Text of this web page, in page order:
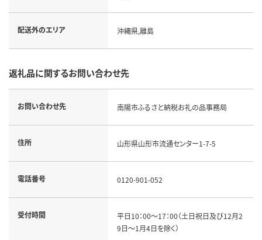
配送外のエリア 沖縄県,離島
返礼品に関するお問い合わせ先
お問い合わせ先 南陽市ふるさと納税お礼の品事務局
住所 山形県山形市流通センター1-7-5
電話番号 0120-901-052
受付時間
平日10：00～17：00（土日祝日及び12月2
9日～1月4日を除く）